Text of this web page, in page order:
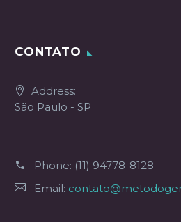
CONTATO
Address:
São Paulo - SP
Phone: (11) 94778-8128
Email: